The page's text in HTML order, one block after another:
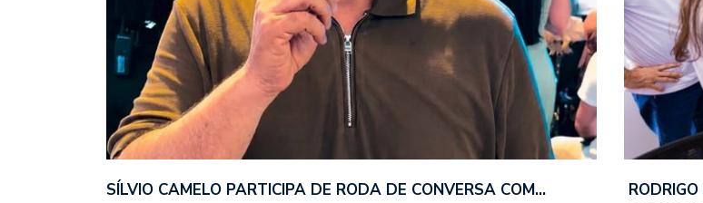
SÍLVIO CAMELO PARTICIPA DE RODA DE CONVERSA COM…